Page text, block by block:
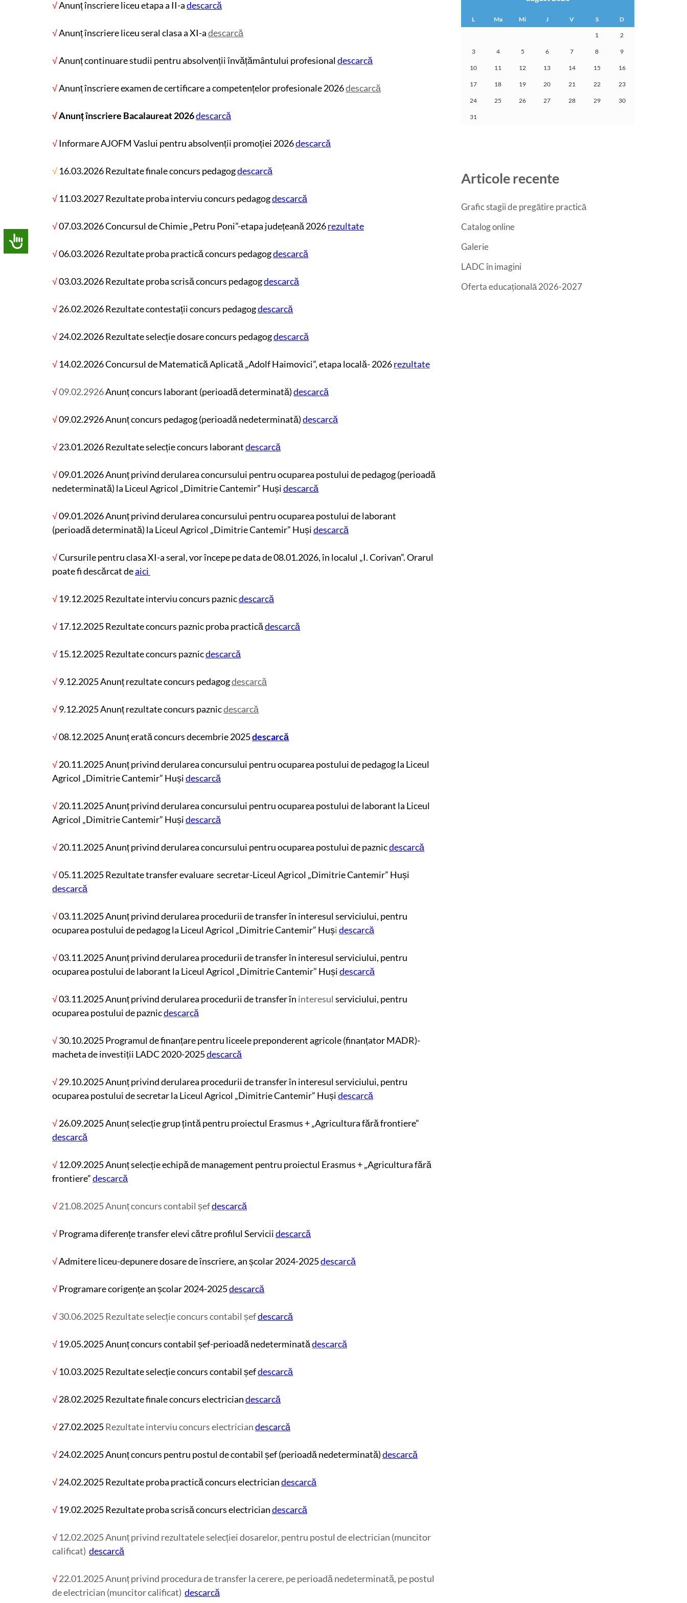
√Anunț înscriere liceu etapa a II-adescarcă
√Anunț înscriere liceu seral clasa a XI-adescarcă
√Anunț continuare studii pentru absolvenții învățământului profesionaldescarcă
√Anunț înscriere examen de certificare a competențelor profesionale 2026descarcă
√Anunț înscriere Bacalaureat 2026descarcă
√Informare AJOFM Vaslui pentru absolvenții promoției 2026descarcă
√ 16.03.2026 Rezultate finale concurs pedagogdescarcă
√ 11.03.2027 Rezultate proba interviu concurs pedagogdescarcă
√07.03.2026 Concursul de Chimie „Petru Poni”-etapa județeană 2026rezultate
√06.03.2026Rezultate proba practică concurs pedagogdescarcă
√03.03.2026 Rezultate proba scrisă concurs pedagogdescarcă
√26.02.2026 Rezultate contestații concurs pedagogdescarcă
√24.02.2026 Rezultate selecție dosare concurs pedagogdescarcă
√ 14.02.2026Concursul de Matematică Aplicată „Adolf Haimovici”, etapa locală- 2026rezultate
√09.02.2926Anunț concurs laborant (perioadă determinată)descarcă
√09.02.2926 Anunț concurs pedagog (perioadă nedeterminată)descarcă
√23.01.2026 Rezultate selecție concurs laborantdescarcă
√09.01.2026 Anunț privind derularea concursului pentru ocuparea postului de pedagog (perioadă
nedeterminată) la Liceul Agricol „Dimitrie Cantemir” Hușidescarcă
√09.01.2026 Anunț privind derularea concursului pentru ocuparea postului de laborant
(perioadă determinată) la Liceul Agricol „Dimitrie Cantemir” Hușidescarcă
√Cursurile pentru clasa XI-a seral, vor începe pe data de 08.01.2026, în localul „I. Corivan”. Orarul
poate fi descărcat deaici
√ 19.12.2025 Rezultate interviu concurs paznicdescarcă
√ 17.12.2025Rezultate concurs paznic proba practicădescarcă
√ 15.12.2025 Rezultate concurs paznicdescarcă
√9.12.2025 Anunț rezultate concurs pedagogdescarcă
√9.12.2025 Anunț rezultate concurs paznicdescarcă
√08.12.2025 Anunț erată concurs decembrie 2025descarcă
√20.11.2025 Anunț privind derularea concursului pentru ocuparea postului de pedagog la Liceul
Agricol „Dimitrie Cantemir” Hușidescarcă
√20.11.2025 Anunț privind derularea concursului pentru ocuparea postului de laborant la Liceul
Agricol „Dimitrie Cantemir” Hușidescarcă
√20.11.2025 Anunț privind derularea concursului pentru ocuparea postului de paznicdescarcă
√05.11.2025 Rezultate transfer evaluare secretar-Liceul Agricol „Dimitrie Cantemir” Huși
descarcă
√03.11.2025 Anunț privind derularea procedurii de transfer în interesul serviciului, pentru
ocuparea postului de pedagog la Liceul Agricol „Dimitrie Cantemir” Hușidescarcă
√03.11.2025 Anunț privind derularea procedurii de transfer în interesul serviciului, pentru
ocuparea postului de laborant la Liceul Agricol „Dimitrie Cantemir” Hușidescarcă
√03.11.2025 Anunț privind derularea procedurii de transfer în interesul serviciului, pentru
ocuparea postului de paznicdescarcă
√30.10.2025 Programul de finanțare pentru liceele preponderent agricole (finanțator MADR)-
macheta de investiții LADC 2020-2025descarcă
√29.10.2025 Anunț privind derularea procedurii de transfer în interesul serviciului, pentru
ocuparea postului de secretar la Liceul Agricol „Dimitrie Cantemir” Hușidescarcă
√26.09.2025 Anunț selecție grup țintă pentru proiectul Erasmus + „Agricultura fără frontiere”
descarcă
√ 12.09.2025 Anunț selecție echipă de management pentru proiectul Erasmus + „Agricultura fără
frontiere”descarcă
√21.08.2025 Anunț concurs contabil șefdescarcă
√Programa diferențe transfer elevi către profilul Serviciidescarcă
√Admitere liceu-depunere dosare de înscriere, an școlar 2024-2025descarcă
√Programare corigențe an școlar 2024-2025descarcă
√30.06.2025 Rezultate selecție concurs contabil șefdescarcă
√ 19.05.2025 Anunț concurs contabil șef-perioadă nedeterminatădescarcă
√ 10.03.2025 Rezultate selecție concurs contabil șefdescarcă
√28.02.2025 Rezultate finale concurs electriciandescarcă
√27.02.2025Rezultate interviu concurs electriciandescarcă
√24.02.2025 Anunț concurs pentru postul de contabil șef (perioadă nedeterminată)descarcă
√24.02.2025 Rezultate proba practică concurs electriciandescarcă
√ 19.02.2025Rezultate proba scrisă concurs electriciandescarcă
√ 12.02.2025 Anunț privind rezultatele selecției dosarelor, pentru postul de electrician (muncitor
calificat) descarcă
√22.01.2025 Anunț privind procedura de transfer la cerere, pe perioadă nedeterminată, pe postul
de electrician (muncitor calificat) descarcă
L Ma Mi J V S D
1 2
3 4 5 6 7 8 9
10 11 12 13 14 15 16
17 18 19 20 21 22 23
24 25 26 27 28 29 30
31
Articole recente
Grafic stagii de pregătire practică
Catalog online
Galerie
LADC în imagini
Oferta educațională 2026-2027